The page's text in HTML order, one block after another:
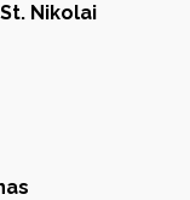
Nikolai